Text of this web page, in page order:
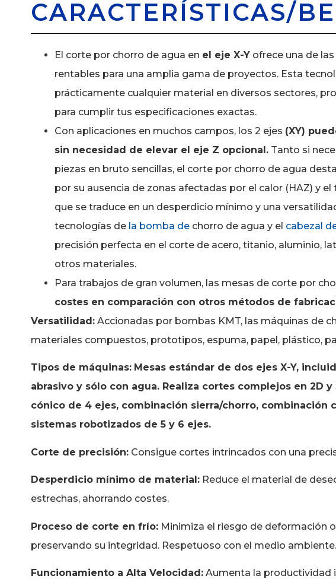
CARACTERÍSTICAS/
El corte por chorro de agua en el eje X-Y ofrece una de
rentables para una amplia gama de proyectos. Esta
prácticamente cualquier material en diversos sectores,
para cumplir tus especificaciones exactas.
Con aplicaciones en muchos campos, los 2 ejes (XY)
sin necesidad de elevar el eje Z opcional. Tanto si
piezas en bruto sencillas, el corte por chorro de agua
por su ausencia de zonas afectadas por el calor (HAZ) y
que se traduce en un desperdicio mínimo y una
tecnologías de la bomba de chorro de agua y el cabezal
precisión perfecta en el corte de acero, titanio, aluminio,
otros materiales.
Para trabajos de gran volumen, las mesas de corte por
costes en comparación con otros métodos de
Versatilidad: Accionadas por bombas KMT, las máquinas de
materiales compuestos, prototipos, espuma, papel, plástico,
Tipos de máquinas: Mesas estándar de dos ejes X-Y,
abrasivo y sólo con agua. Realiza cortes complejos en 2D y
cónico de 4 ejes, combinación sierra/chorro, combinación
sistemas robotizados de 5 y 6 ejes.
Corte de precisión: Consigue cortes intrincados con una
Desperdicio mínimo de material: Reduce el material de
estrechas, ahorrando costes.
Proceso de corte en frío: Minimiza el riesgo de deformación
preservando su integridad. Respetuoso con el medio ambiente.
Funcionamiento a Alta Velocidad: Aumenta la productividad